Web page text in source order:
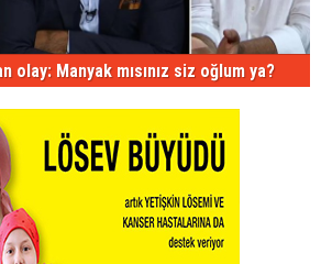
olay: Manyak mısınız siz oğlum ya?